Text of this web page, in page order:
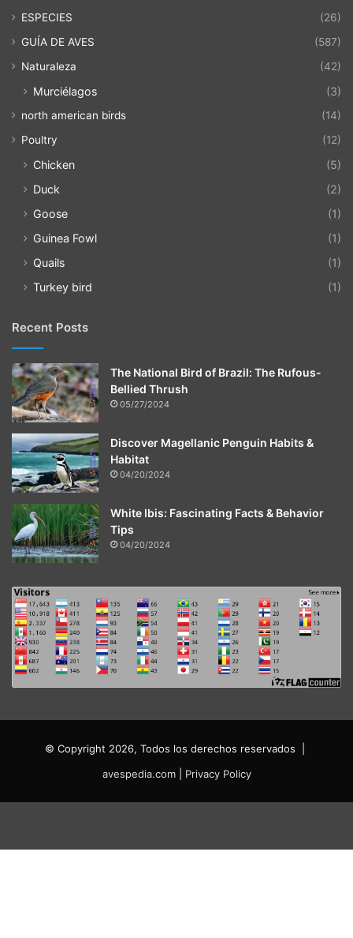
ESPECIES
(26)
GUÍA DE AVES
(587)
Naturaleza
(42)
Murciélagos (3)
north american birds
(14)
Poultry
(12)
Chicken
(5)
Duck
(2)
Goose
(1)
Guinea Fowl
(1)
Quails
(1)
Turkey bird
(1)
Recent Posts
The National Bird of Brazil: The Rufous-
Bellied Thrush
05/27/2024
Discover Magellanic Penguin Habits &
Habitat
04/20/2024
White Ibis: Fascinating Facts & Behavior
Tips
04/20/2024
© Copyright 2026, Todos los derechos reservados |
avespedia.com| Privacy Policy